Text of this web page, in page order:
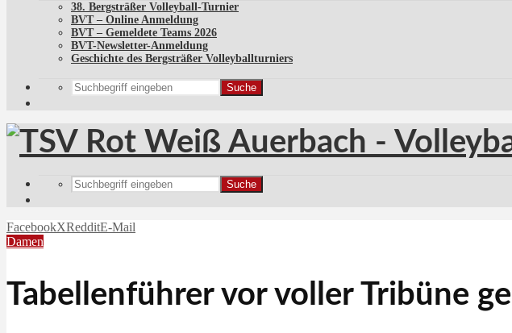
38. Bergsträßer Volleyball-Turnier
BVT – Online Anmeldung
BVT – Gemeldete Teams 2026
BVT-Newsletter-Anmeldung
Geschichte des Bergsträßer Volleyballturniers
Suche
Suche
FacebookXRedditE-Mail
Damen
Tabellenführer vor voller Tribüne